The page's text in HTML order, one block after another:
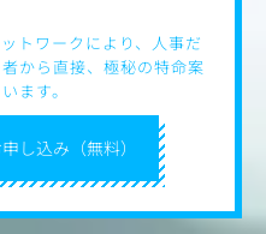
し込み（無料）
トワークにより、人事だ
から直接、極秘の特命案
ます。